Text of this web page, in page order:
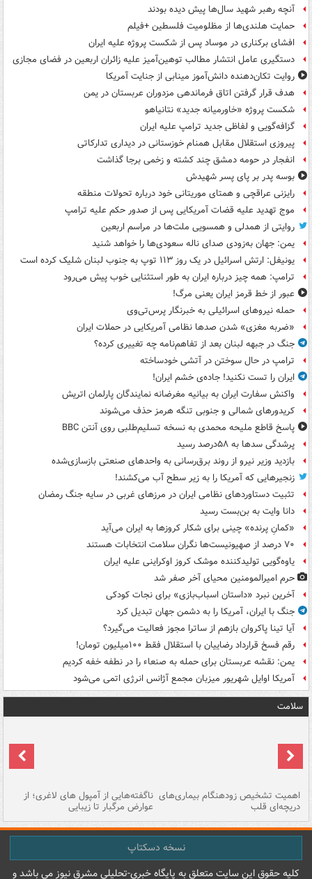
آنچه رهبر شهید سال‌ها پیش دیده بودند
حمایت هلندی‌ها از مظلومیت فلسطین +فیلم
افشای برکناری در موساد پس از شکست پروژه علیه ایران
دستگیری عامل انتشار مطالب توهین‌آمیز علیه زائران اربعین در فضای مجازی
روایت تکان‌دهنده دانش‌آموز مینابی از جنایت آمریکا
هدف قرار گرفتن اتاق‌ فرماندهی مزدوران عربستان در یمن
شکست پروژه «خاورمیانه جدید» نتانیاهو
گزافه‌گویی و لفاظی جدید ترامپ علیه ایران
پیروزی استقلال مقابل همنام خوزستانی در دیداری تدارکاتی
انفجار در حومه دمشق چند کشته و زخمی برجا گذاشت
بوسه‌ پدر بر پای پسر شهیدش
رایزنی عراقچی و همتای موریتانی خود درباره تحولات منطقه
موج تهدید علیه قضات آمریکایی پس از صدور حکم علیه ترامپ
روایتی از همدلی و همسویی ملت‌ها در مراسم اربعین
یمن: جهان به‌زودی صدای ناله سعودی‌ها را خواهد شنید
یونیفل: ارتش اسرائیل در یک روز ۱۱۳ توپ به جنوب لبنان شلیک کرده است
ترامپ: همه چیز درباره ایران به طور استثنایی خوب پیش می‌رود
عبور از خط قرمز ایران یعنی مرگ!
حمله نیروهای اسرائیلی به خبرنگار پرس‌تی‌وی
«ضربه مغزی» شدن صدها نظامی آمریکایی در حملات ایران
جنگ در جبهه لبنان بعد از تفاهم‌نامه چه تغییری کرده؟
ترامپ در حال سوختن در آتشی خودساخته
ایران را تست نکنید! جاده‌ی خشم ایران!
واکنش سفارت ایران به بیانیه مغرضانه نمایندگان پارلمان اتریش
کریدورهای شمالی و جنوبی تنگه هرمز حذف می‌شوند
پاسخ قاطع ملیحه محمدی به نسخه تسلیم‌طلبی روی آنتن BBC
پرشدگی سدها به ۵۸درصد رسید
بازدید وزیر نیرو از روند برق‌رسانی به واحدهای صنعتی بازسازی‌شده
زنجیرهایی که آمریکا را به زیر سطح آب می‌کشند!
تثبیت دستاوردهای نظامی ایران در مرزهای غربی در سایه جنگ رمضان
دانا وایت به بن‌بست رسید
«کمانِ پرنده» چینی برای شکار کروزها به ایران می‌آید
۷۰ درصد از صهیونیست‌ها نگران سلامت انتخابات هستند
یاوه‌گویی تولیدکننده موشک کروز اوکراینی علیه ایران
حرم امیرالمومنین محیای آخر صفر شد
آخرین نبرد «داستان اسباب‌بازی» برای نجات کودکی
جنگ با ایران، آمریکا را به دشمن جهان تبدیل کرد
آیا تینا پاکروان بازهم از ساترا مجوز فعالیت می‌گیرد؟
رقم فسخ قرارداد رضاییان با استقلال فقط ۱۰۰میلیون تومان!
یمن: نقشه عربستان برای حمله به صنعاء را در نطفه خفه کردیم
آمریکا اوایل شهریور میزبان مجمع آژانس انرژی اتمی می‌شود
سلامت
اهمیت تشخیص زودهنگام بیماری‌های
دریچه‌ای قلب
ناگفته‌هایی از آمپول های لاغری؛ از
عوارض مرگبار تا زیبایی
نسخه دسکتاپ
کليه حقوق اين سايت متعلق به پایگاه خبري-تحليلي مشرق نيوز می باشد و